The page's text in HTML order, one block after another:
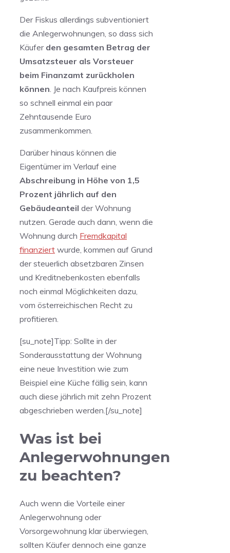
Der Fiskus allerdings subventioniert
die Anlegerwohnungen, so dass sich
Käufer den gesamten Betrag der
Umsatzsteuer als Vorsteuer
beim Finanzamt zurückholen
können . Je nach Kaufpreis können
so schnell einmal ein paar
Zehntausende Euro
zusammenkommen.
Darüber hinaus können die
Eigentümer im Verlauf eine
Abschreibung in Höhe von 1,5
Prozent jährlich auf den
Gebäudeanteil der Wohnung
nutzen. Gerade auch dann, wenn die
Wohnung durch Fremdkapital
finanziert wurde, kommen auf Grund
der steuerlich absetzbaren Zinsen
und Kreditnebenkosten ebenfalls
noch einmal Möglichkeiten dazu,
vom österreichischen Recht zu
profitieren.
[su_note]Tipp: Sollte in der
Sonderausstattung der Wohnung
eine neue Investition wie zum
Beispiel eine Küche fällig sein, kann
auch diese jährlich mit zehn Prozent
abgeschrieben werden.[/su_note]
Was ist bei
Anlegerwohnungen
zu beachten?
Auch wenn die Vorteile einer
Anlegerwohnung oder
Vorsorgewohnung klar überwiegen,
sollten Käufer dennoch eine ganze